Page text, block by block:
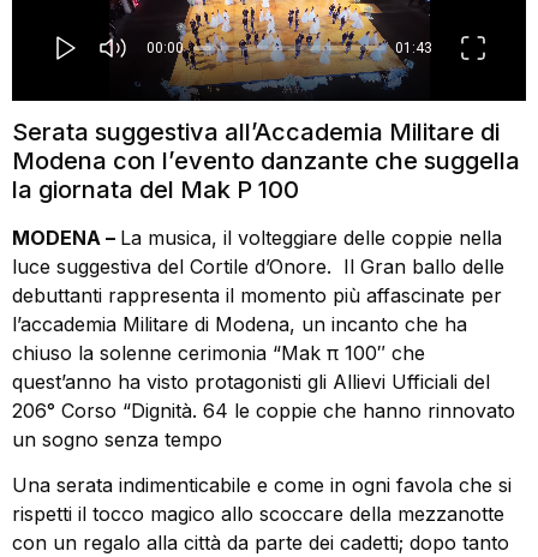
Serata suggestiva all’Accademia Militare di
Modena con l’evento danzante che suggella
la giornata del Mak P 100
MODENA – La musica, il volteggiare delle coppie nella
luce suggestiva del Cortile d’Onore. Il Gran ballo delle
debuttanti rappresenta il momento più affascinate per
l’accademia Militare di Modena, un incanto che ha
chiuso la solenne cerimonia “Mak π 100″ che
quest’anno ha visto protagonisti gli Allievi Ufficiali del
206° Corso “Dignità. 64 le coppie che hanno rinnovato
un sogno senza tempo
Una serata indimenticabile e come in ogni favola che si
rispetti il tocco magico allo scoccare della mezzanotte
con un regalo alla città da parte dei cadetti; dopo tanto